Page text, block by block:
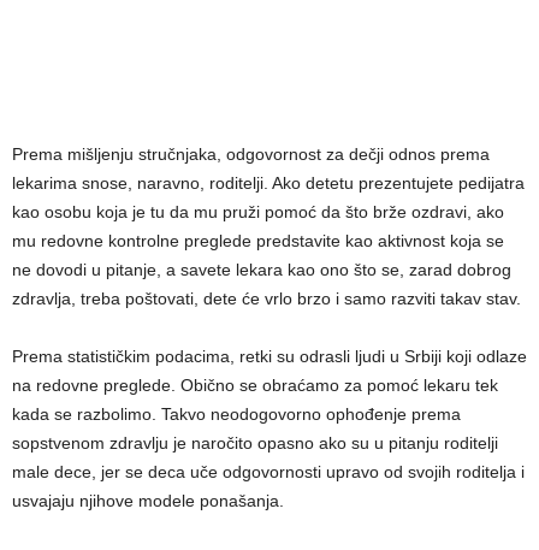
Prema mišljenju stručnjaka, odgovornost za dečji odnos prema
lekarima snose, naravno, roditelji. Ako detetu prezentujete pedijatra
kao osobu koja je tu da mu pruži pomoć da što brže ozdravi, ako
mu redovne kontrolne preglede predstavite kao aktivnost koja se
ne dovodi u pitanje, a savete lekara kao ono što se, zarad dobrog
zdravlja, treba poštovati, dete će vrlo brzo i samo razviti takav stav.
Prema statističkim podacima, retki su odrasli ljudi u Srbiji koji odlaze
na redovne preglede. Obično se obraćamo za pomoć lekaru tek
kada se razbolimo. Takvo neodogovorno ophođenje prema
sopstvenom zdravlju je naročito opasno ako su u pitanju roditelji
male dece, jer se deca uče odgovornosti upravo od svojih roditelja i
usvajaju njihove modele ponašanja.